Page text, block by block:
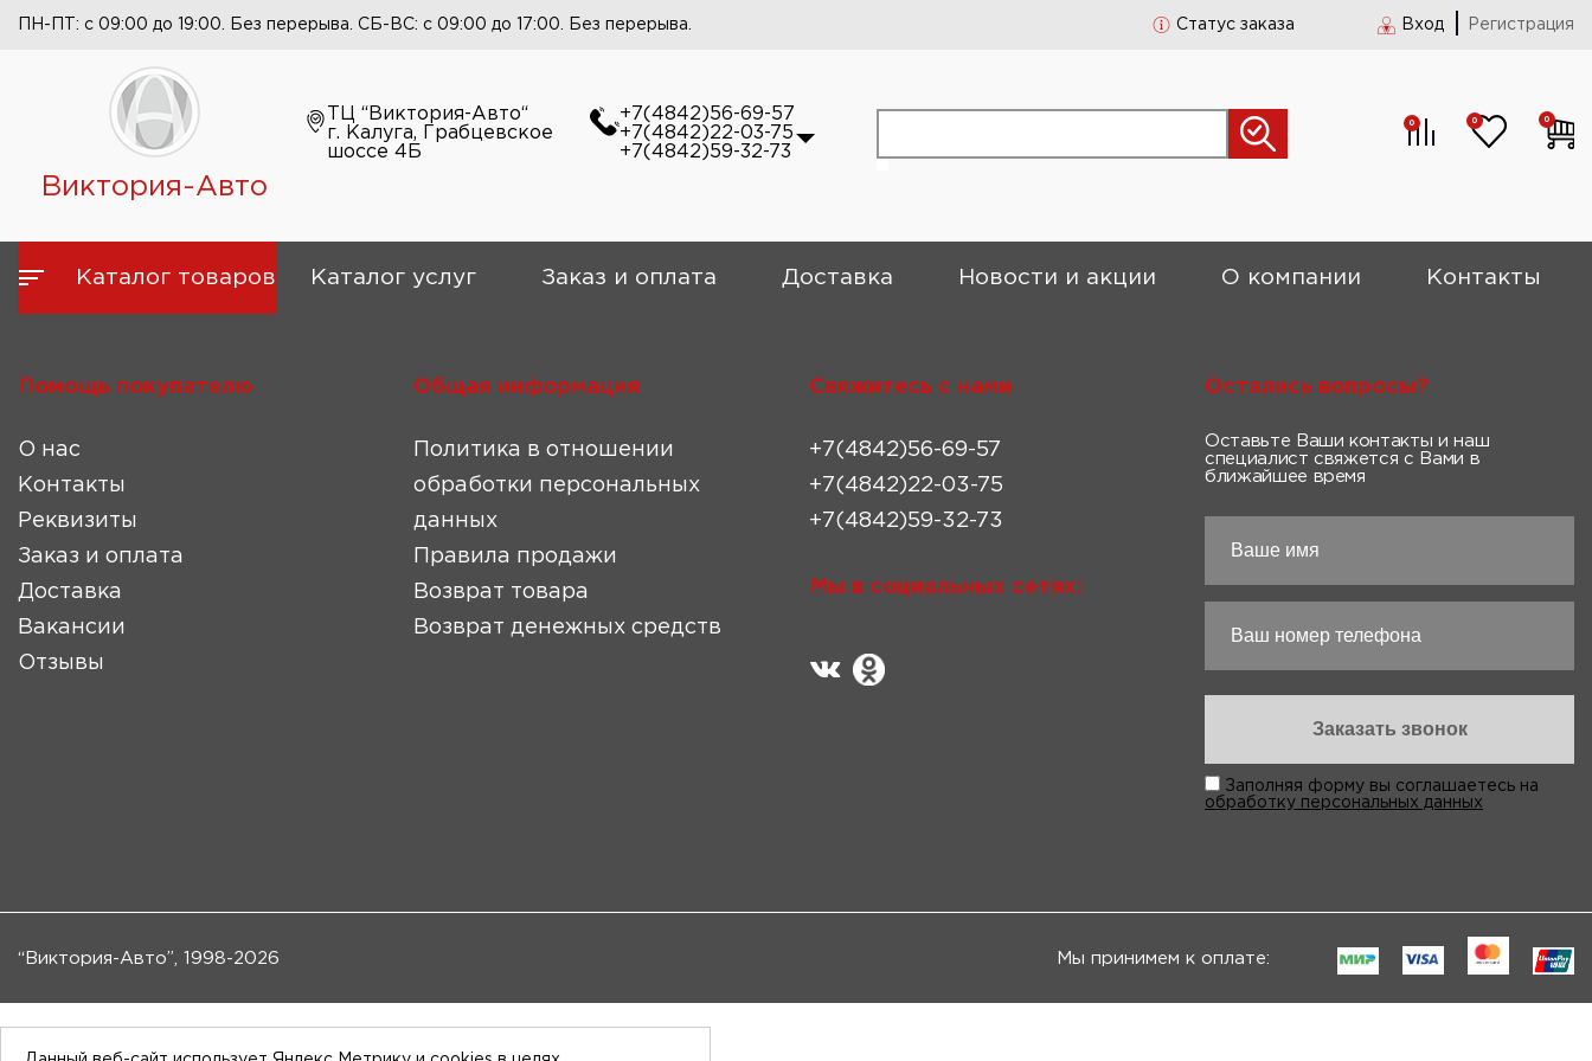
ПН-ПТ: с 09:00 до 19:00. Без перерыва. СБ-ВС: с 09:00 до 17:00. Без перерыва. Статус заказа Вход Регистрация
Виктория-Авто
ТЦ “Виктория-Авто“
г. Калуга, Грабцевское
шоссе 4Б
+7(4842)56-69-57
+7(4842)22-03-75
+7(4842)59-32-73
0 0 0
Каталог товаров Каталог услуг Заказ и оплата Доставка Новости и акции О компании Контакты
Помощь покупателю
О нас
Контакты
Реквизиты
Заказ и оплата
Доставка
Вакансии
Отзывы
Общая информация
Политика в отношении
обработки персональных
данных
Правила продажи
Возврат товара
Возврат денежных средств
Свяжитесь с нами
+7(4842)56-69-57
+7(4842)22-03-75
+7(4842)59-32-73
Мы в социальных сетях:
Остались вопросы?
Оставьте Ваши контакты и наш
специалист свяжется с Вами в
ближайшее время
Заполняя форму вы соглашаетесь на
обработку персональных данных
“Виктория-Авто”, 1998-2026 Мы принимем к оплате: